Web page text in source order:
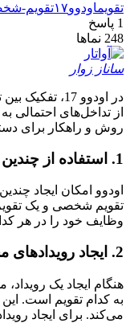
تقویماودوو۱۷ تقویم-
1 پاسخ
248 نماها
ساناز زوار
در اودوو 17،
از تداخل‌های احتمالی
روش و راهکار برای
1. استفاده از چندین تقویم
اودوو امکان ایجاد
تقویم شخصی و یک
وظایف خود را در هر
2. ایجاد رویدادهای مختلف
هنگام ایجاد یک
به کدام تقویم است.
می‌کند. برای ایجاد